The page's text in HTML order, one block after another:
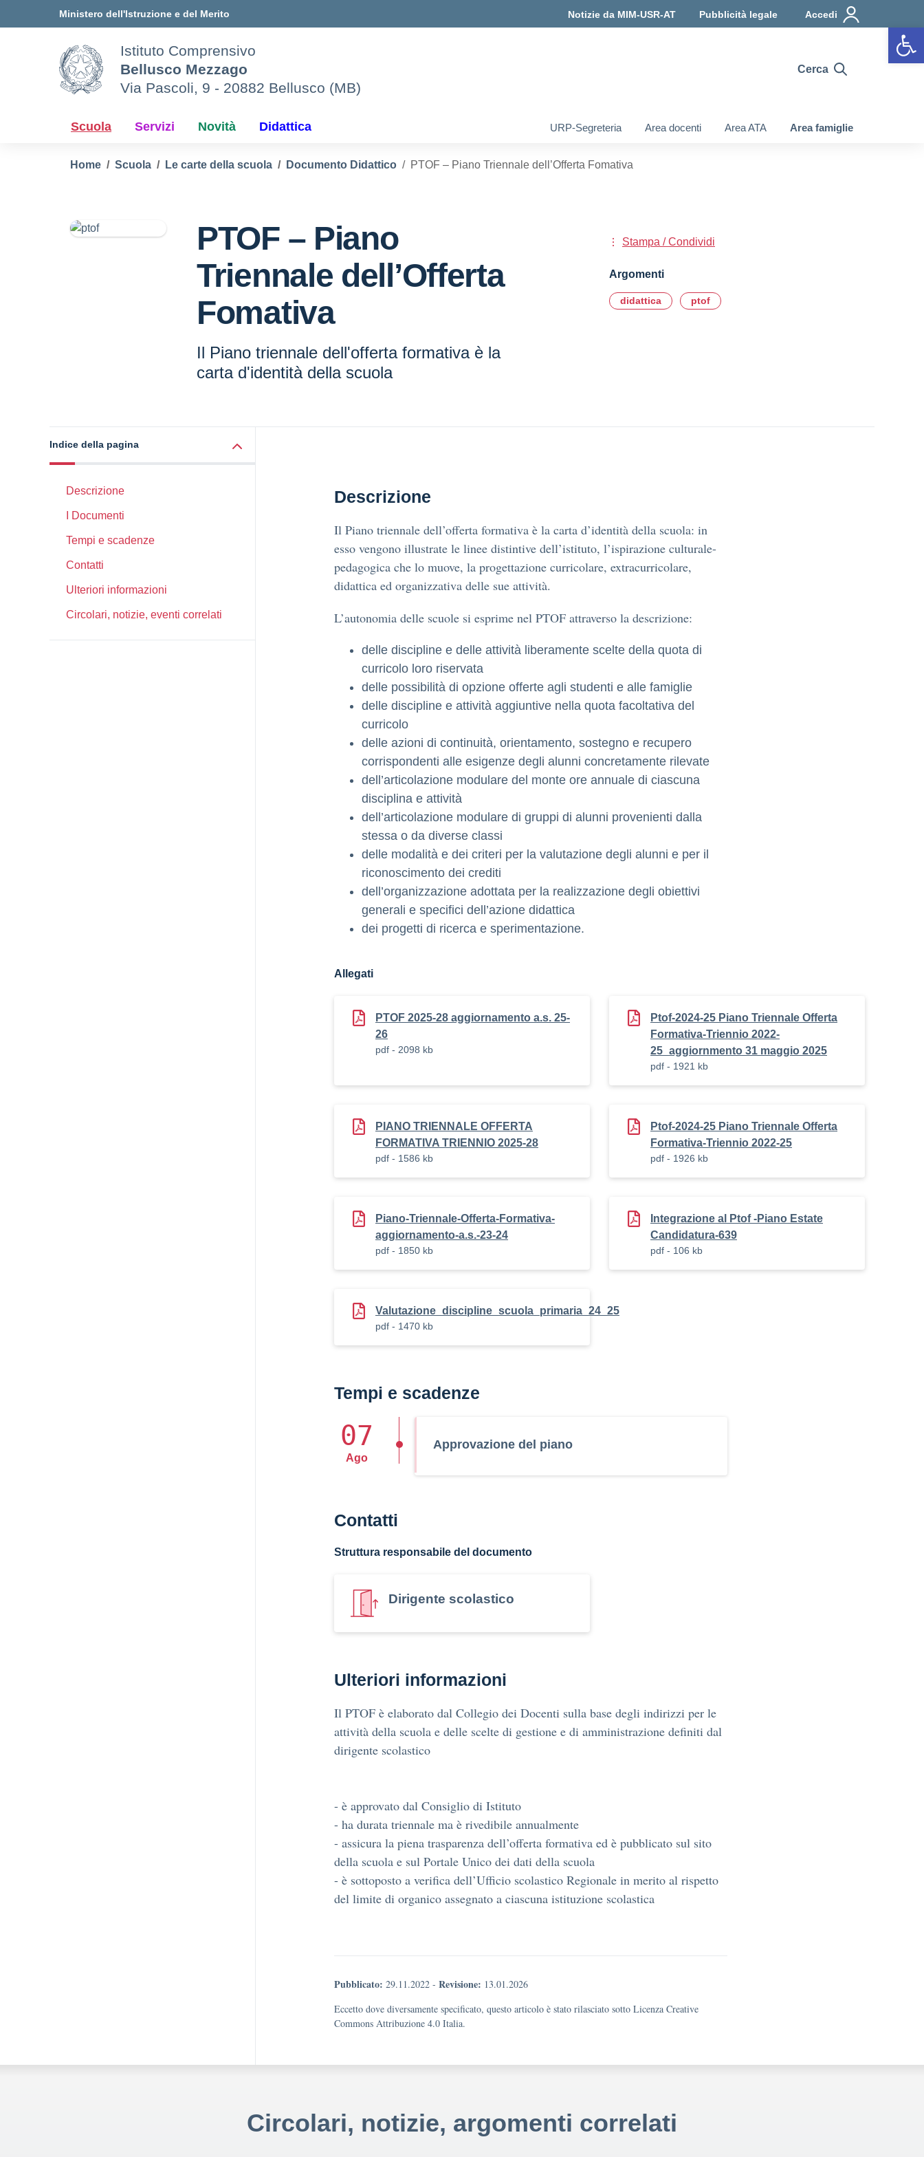
Ministero dell'Istruzione e del Merito Notizie da MIM-USR-AT Pubblicità legale Accedi
Istituto Comprensivo
Bellusco Mezzago
Via Pascoli, 9 - 20882 Bellusco (MB)
Cerca
Scuola Servizi Novità Didattica URP-Segreteria Area docenti Area ATA Area famiglie
Home Scuola Le carte della scuola Documento Didattico PTOF – Piano Triennale dell’Offerta Fomativa
PTOF – Piano
Triennale dell’Offerta
Fomativa
Il Piano triennale dell'offerta formativa è la
carta d'identità della scuola
Stampa / Condividi
Argomenti
didattica ptof
Indice della pagina
Descrizione
I Documenti
Tempi e scadenze
Contatti
Ulteriori informazioni
Circolari, notizie, eventi correlati
Descrizione
Il Piano triennale dell’offerta formativa è la carta d’identità della scuola: in
esso vengono illustrate le linee distintive dell’istituto, l’ispirazione culturale-
pedagogica che lo muove, la progettazione curricolare, extracurricolare,
didattica ed organizzativa delle sue attività.
L’autonomia delle scuole si esprime nel PTOF attraverso la descrizione:
delle discipline e delle attività liberamente scelte della quota di
curricolo loro riservata
delle possibilità di opzione offerte agli studenti e alle famiglie
delle discipline e attività aggiuntive nella quota facoltativa del
curricolo
delle azioni di continuità, orientamento, sostegno e recupero
corrispondenti alle esigenze degli alunni concretamente rilevate
dell’articolazione modulare del monte ore annuale di ciascuna
disciplina e attività
dell’articolazione modulare di gruppi di alunni provenienti dalla
stessa o da diverse classi
delle modalità e dei criteri per la valutazione degli alunni e per il
riconoscimento dei crediti
dell’organizzazione adottata per la realizzazione degli obiettivi
generali e specifici dell’azione didattica
dei progetti di ricerca e sperimentazione.
Allegati
PTOF 2025-28 aggiornamento a.s. 25-
26
pdf - 2098 kb
Ptof-2024-25 Piano Triennale Offerta
Formativa-Triennio 2022-
25_aggiornmento 31 maggio 2025
pdf - 1921 kb
PIANO TRIENNALE OFFERTA
FORMATIVA TRIENNIO 2025-28
pdf - 1586 kb
Ptof-2024-25 Piano Triennale Offerta
Formativa-Triennio 2022-25
pdf - 1926 kb
Piano-Triennale-Offerta-Formativa-
aggiornamento-a.s.-23-24
pdf - 1850 kb
Integrazione al Ptof -Piano Estate
Candidatura-639
pdf - 106 kb
Valutazione_discipline_scuola_primaria_24_25
pdf - 1470 kb
Tempi e scadenze
Approvazione del piano
07
Ago
Contatti
Struttura responsabile del documento
Dirigente scolastico
Ulteriori informazioni
Il PTOF è elaborato dal Collegio dei Docenti sulla base degli indirizzi per le
attività della scuola e delle scelte di gestione e di amministrazione definiti dal
dirigente scolastico
- è approvato dal Consiglio di Istituto
- ha durata triennale ma è rivedibile annualmente
- assicura la piena trasparenza dell’offerta formativa ed è pubblicato sul sito
della scuola e sul Portale Unico dei dati della scuola
- è sottoposto a verifica dell’Ufficio scolastico Regionale in merito al rispetto
del limite di organico assegnato a ciascuna istituzione scolastica
Pubblicato: 29.11.2022 - Revisione: 13.01.2026
Eccetto dove diversamente specificato, questo articolo è stato rilasciato sotto Licenza Creative
Commons Attribuzione 4.0 Italia.
Circolari, notizie, argomenti correlati